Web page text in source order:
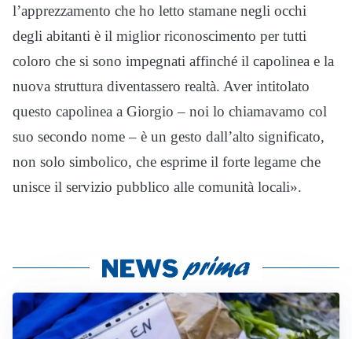
l’apprezzamento che ho letto stamane negli occhi
degli abitanti è il miglior riconoscimento per tutti
coloro che si sono impegnati affinché il capolinea e la
nuova struttura diventassero realtà. Aver intitolato
questo capolinea a Giorgio – noi lo chiamavamo col
suo secondo nome – è un gesto dall’alto significato,
non solo simbolico, che esprime il forte legame che
unisce il servizio pubblico alle comunità locali».